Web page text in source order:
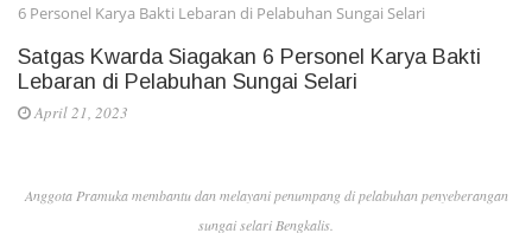
6 Personel Karya Bakti Lebaran di Pelabuhan Sungai Selari
Satgas Kwarda Siagakan 6 Personel Karya Bakti
Lebaran di Pelabuhan Sungai Selari
April 21, 2023
Anggota Pramuka membantu dan melayani penumpang di pelabuhan penyeberangan
sungai selari Bengkalis.